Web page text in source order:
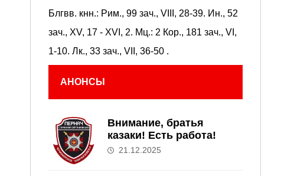
Блгвв. кнн.: Рим., 99 зач., VIII, 28-39. Ин., 52
зач., XV, 17 - XVI, 2. Мц.: 2 Кор., 181 зач., VI,
1-10. Лк., 33 зач., VII, 36-50 .
АНОНСЫ
Внимание, братья
казаки! Есть работа!
21.12.2025